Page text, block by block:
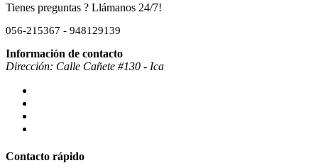
Tienes preguntas ? Llámanos 24/7!
056-215367 - 948129139
Información de contacto
Dirección: Calle Cañete #130 - Ica
Contacto rápido